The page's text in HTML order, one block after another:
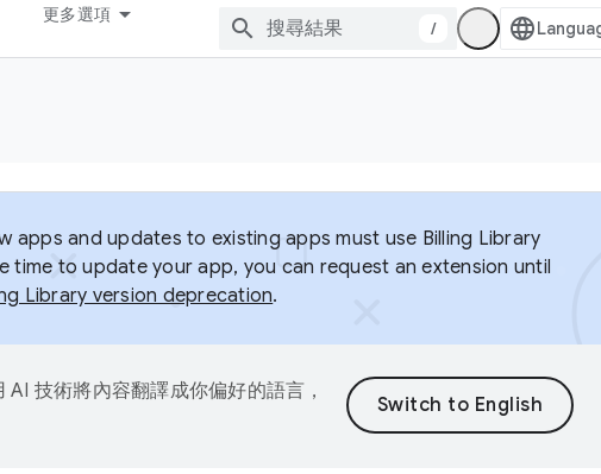
更多選項
/
apps and updates to existing apps must use Billing Library
time to update your app, you can request an extension until
Library version deprecation.
技術將內容翻譯成你偏好的語言，